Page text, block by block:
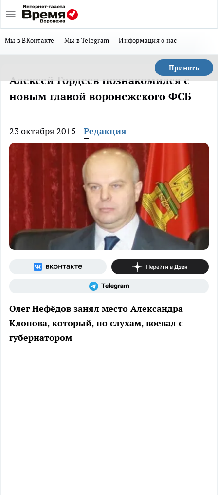
Мы в ВКонтакте Мы в Telegram Информация о нас
Принять
Алексей Гордеев познакомился с
новым главой воронежского ФСБ
23 октября 2015 Редакция
Олег Нефёдов занял место Александра
Клопова, который, по слухам, воевал с
губернатором